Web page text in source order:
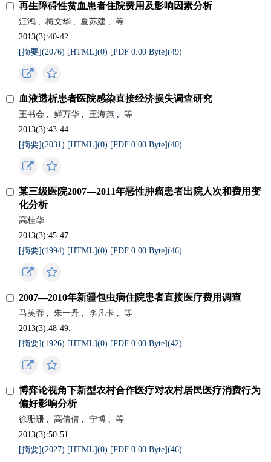
再生障碍性贫血患者住院费用及影响因素分析
江鸿 , 梅文华 , 夏苏建 ,
等
2013(3):40-42.
[摘要](2076) [HTML](0) [PDF 0.00 Byte](49)
血液透析患者医院感染直接经济损失调查研究
王书会 , 鲜万华 , 王海燕 ,
等
2013(3):43-44.
[摘要](2031) [HTML](0) [PDF 0.00 Byte](40)
某三级医院2007—2011年恶性肿瘤患者出院人次和费用变
化分析
高桂华
2013(3):45-47.
[摘要](1994) [HTML](0) [PDF 0.00 Byte](46)
2007—2010年新疆包虫病住院患者直接医疗费用调查
马芙蓉 , 朱一丹 , 李凡卡 ,
等
2013(3):48-49.
[摘要](1926) [HTML](0) [PDF 0.00 Byte](42)
博弈论视角下新型农村合作医疗对农村居民医疗消费行为
偏好影响分析
徐珊珊 , 高倩倩 , 宁博 ,
等
2013(3):50-51.
[摘要](2027) [HTML](0) [PDF 0.00 Byte](46)